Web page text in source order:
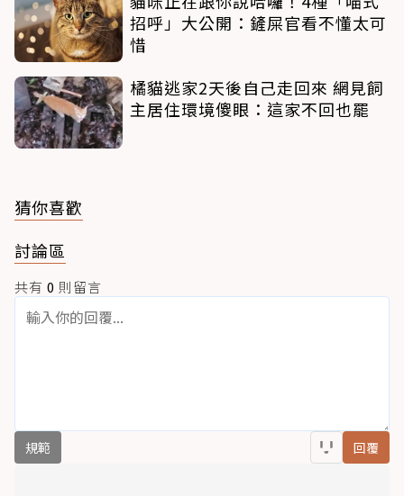
招呼」大公開：鏟屎官看不懂太可
惜
橘貓逃家2天後自己走回來 網見飼
主居住環境傻眼：這家不回也罷
猜你喜歡
討論區
共有 0 則留言
規範 回覆